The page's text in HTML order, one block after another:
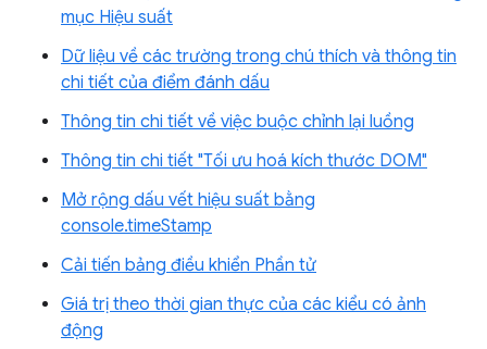
mục Hiệu suất
Dữ liệu về các trường trong chú thích và thông tin
chi tiết của điểm đánh dấu
Thông tin chi tiết về việc buộc chỉnh lại luồng
Thông tin chi tiết "Tối ưu hoá kích thước DOM"
Mở rộng dấu vết hiệu suất bằng
console.timeStamp
Cải tiến bảng điều khiển Phần tử
Giá trị theo thời gian thực của các kiểu có ảnh
động